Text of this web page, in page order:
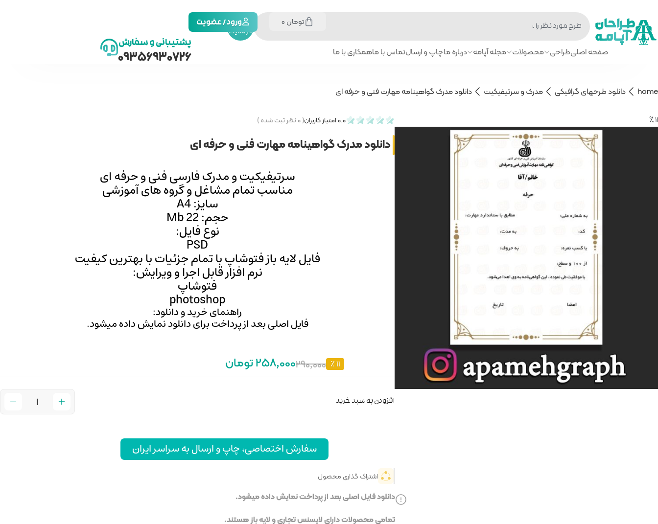
جستجو
در سایت
تومان ورود / عضویت
صفحه اصلیطراحی محصولات مجله آپامه درباره ماچاپ و ارسالتماس با ماهمکاری با ما
پشتیبانی و سفارش
09356930726
home دانلود طرحهای گرافیکی مدرک و سرتیفیکیت دانلود مدرک گواهینامه مهارت فنی و حرفه ای
11 ٪ 0.0امتیاز کاربران(۰نظر ثبت شده )
دانلود مدرک گواهینامه مهارت فنی و حرفه ای
سرتیفیکیت و مدرک فارسی فنی و حرفه ای
مناسب تمام مشاغل و گروه‌‌ های آموزشی
سایز: A4
حجم: 22 Mb
نوع فایل:
PSD
فایل لایه باز فتوشاپ با تمام جزئیات با بهترین کیفیت
نرم افزار قابل اجرا و ویرایش:
فتوشاپ
photoshop
راهنمای خرید و دانلود:
فایل اصلی بعد از پرداخت برای دانلود نمایش داده میشود.
258,000 تومان290,000 11 ٪
افزودن به سبد خرید
سفارش اختصاصی، چاپ و ارسال به سراسر ایران
اشتراک گذاری محصول
دانلود فایل اصلی بعد از پرداخت نمایش داده میشود.
تمامی محصولات دارای لایسنس تجاری و لایه باز هستند.